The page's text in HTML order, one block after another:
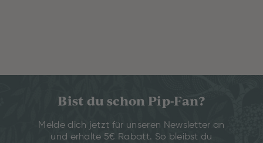
Bist du schon Pip-Fan?
Melde dich jetzt für unseren Newsletter an
und erhalte 5€ Rabatt. So bleibst du